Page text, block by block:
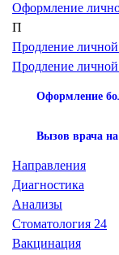
Оформление
П
Продление
Продление
Оформление
Вызов врача
Направления
Диагностика
Анализы
Стоматология 24
Вакцинация